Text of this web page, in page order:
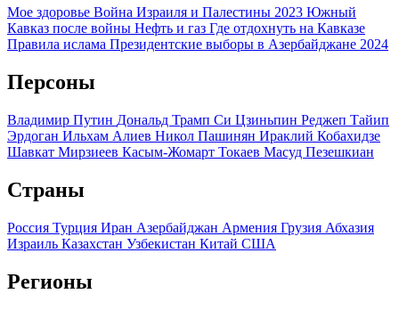
Мое здоровье Война Израиля и Палестины 2023 Южный
Кавказ после войны Нефть и газ Где отдохнуть на Кавказе
Правила ислама Президентские выборы в Азербайджане 2024
Персоны
Владимир Путин Дональд Трамп Си Цзиньпин Реджеп Тайип
Эрдоган Ильхам Алиев Никол Пашинян Ираклий Кобахидзе
Шавкат Мирзиеев Касым-Жомарт Токаев Масуд Пезешкиан
Страны
Россия Турция Иран Азербайджан Армения Грузия Абхазия
Израиль Казахстан Узбекистан Китай США
Регионы